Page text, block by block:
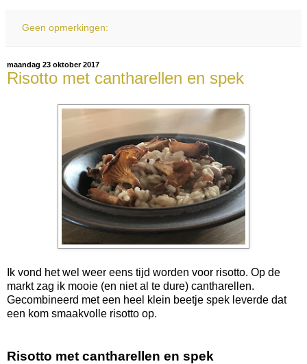
Geen opmerkingen:
maandag 23 oktober 2017
Risotto met cantharellen en spek
Ik vond het wel weer eens tijd worden voor risotto. Op de
markt zag ik mooie (en niet al te dure) cantharellen.
Gecombineerd met een heel klein beetje spek leverde dat
een kom smaakvolle risotto op.
Risotto met cantharellen en spek